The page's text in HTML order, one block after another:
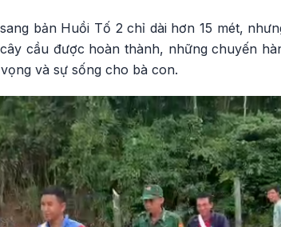
bản Huồi Tố 2 chỉ dài hơn 15 mét,
cầu được hoàn thành, những chuyến
và sự sống cho bà con.